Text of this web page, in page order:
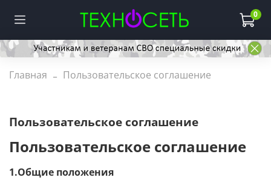
0
Главная Пользовательское соглашение
Пользовательское соглашение
Пользовательское соглашение
1.Общие положения